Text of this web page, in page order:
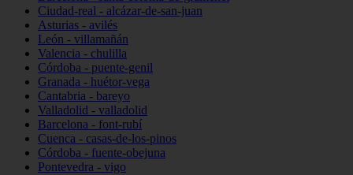
Ciudad-real - alcázar-de-san-juan
Asturias - avilés
León - villamañán
Valencia - chulilla
Córdoba - puente-genil
Granada - huétor-vega
Cantabria - bareyo
Valladolid - valladolid
Barcelona - font-rubí
Cuenca - casas-de-los-pinos
Córdoba - fuente-obejuna
Pontevedra - vigo